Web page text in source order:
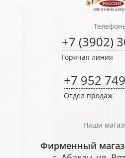
+7 (3902)
Горячая линия
+7 952
Отдел продаж
Наши
Фирменный